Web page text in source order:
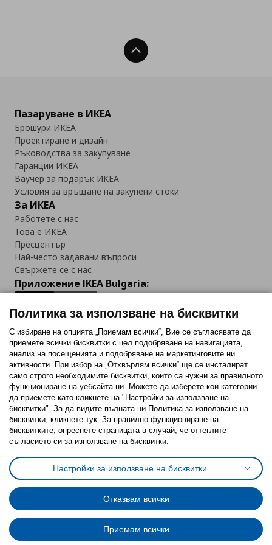
Нагоре
Пазаруване в ИКЕА
Брошури ИКЕА
Проектиране и дизайн
Ръководства за закупуване
Гаранции ИКЕА
Ваучер за подарък ИКЕА
Условия за връщане на закупени стоки
За ИКЕА
Работете с нас
Това е ИКЕА
Пресцентър
Най-често задавани въпроси
Свържете се с нас
Приложение IKEA Bulgaria:
Последвайте ни:
FacebookTwitterYoutubePinterestInstagram
Политика за използване на бисквитки (Cookies)
Избор на настройки за използване на бисквитки
Условия за ползване на ikea.bgОбща политика за личните данни
Политика за защита на личните данни на ikea.bg
Общи условия на програма IKEA Family
Политика за защита на лични данни на програма IKEA Family
Политика за използване на бисквитки
С избиране на опцията „Приемам всички“, Вие се съгласявате да
приемете всички бисквитки с цел подобряване на навигацията,
анализ на посещенията и подобряване на маркетинговите ни
активности. При избор на „Отхвърлям всички“ ще се инсталират
само строго необходимитe бисквитки, които са нужни за правилното
функциониране на уебсайта ни. Можете да изберете кои категории
да приемете като кликнете на "Настройки за използване на
бисквитки". За да видите пълната ни Политика за използване на
бисквитки, кликнете тук. За правилно функциониране на
бисквитките, опреснете страницата в случай, че оттеглите
съгласието си за използване на бисквитки.
Настройки за използване на бисквитки
Отказвам всички
Приемам всички